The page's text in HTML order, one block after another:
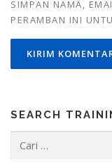
SIMPAN NAMA,
PERAMBAN INI
SEARCH
untuk: